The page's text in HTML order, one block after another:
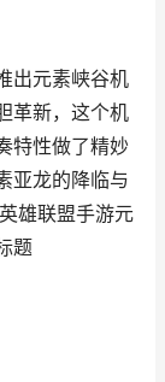
出元素峡谷机
革新，这个机
特性做了精妙
亚龙的降临与
雄联盟手游元
题